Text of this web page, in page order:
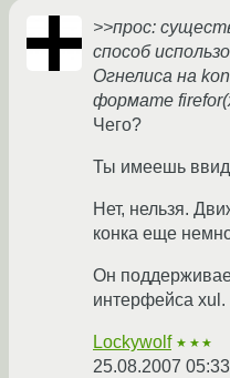
>>прос:
способ
Огнелиса на
формате
Чего?
Ты имеешь
Нет, нельзя.
конка еще
Он
интерфейса xul.
Lockywolf ★★★
25.08.2007